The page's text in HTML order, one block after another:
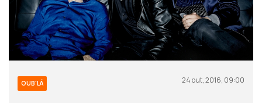
OUB'LÁ 24 out, 2016, 09:00